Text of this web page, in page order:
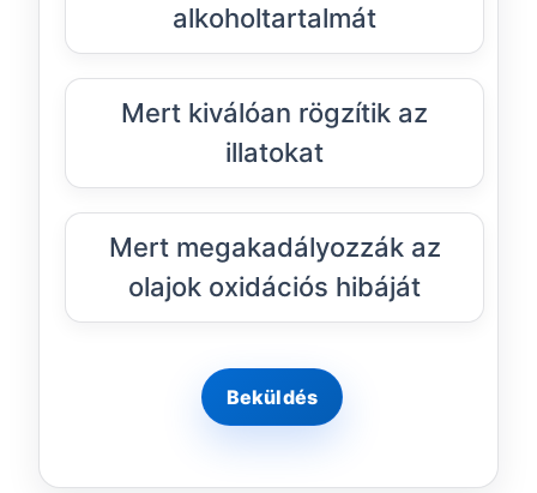
alkoholtartalmát
Mert kiválóan rögzítik az
illatokat
Mert megakadályozzák az
olajok oxidációs hibáját